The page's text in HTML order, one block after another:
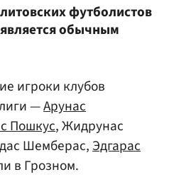
футболистов
обычным
игроки клубов
—Арунас
Пошкус, Жидрунас
Шемберас,Эдгарас
в Грозном.